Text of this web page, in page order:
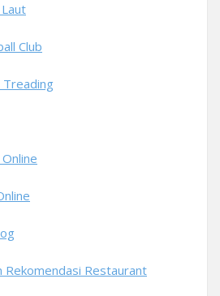
Laut
Club
Treading
Rekomendasi Restaurant